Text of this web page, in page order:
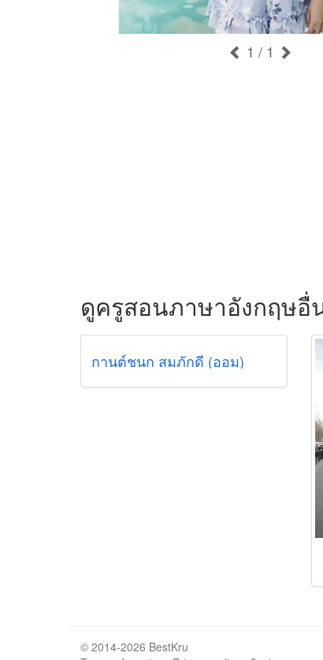
1 / 1
ดูครูสอนภาษาอังกฤษอื่
กานต์ชนก สมภักดี (ออม)
© 2014-2026 BestKru